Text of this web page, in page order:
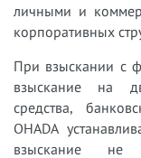
личными и
корпоративных
При взыскании с
взыскание на
средства,
OHADA
взыскание не